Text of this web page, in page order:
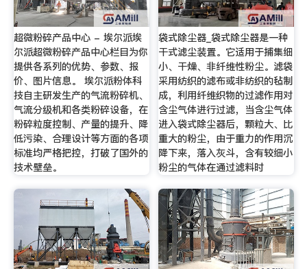
超微粉碎产品中心 - 埃尔派埃
尔派超微粉碎产品中心栏目为你
提供各系列的优势、参数、报
价、图片信息。 埃尔派粉体科
技自主研发生产的气流粉碎机、
气流分级机和各类粉碎设备，在
粉碎粒度控制、产量的提升、降
低污染、合理设计等方面的各项
标准均严格把控，打破了国外的
技术壁垒。
袋式除尘器_袋式除尘器是一种
干式滤尘装置。它适用于捕集细
小、干燥、非纤维性粉尘。滤袋
采用纺织的滤布或非纺织的毡制
成，利用纤维织物的过滤作用对
含尘气体进行过滤，当含尘气体
进入袋式除尘器后，颗粒大、比
重大的粉尘，由于重力的作用沉
降下来，落入灰斗，含有较细小
粉尘的气体在通过滤料时